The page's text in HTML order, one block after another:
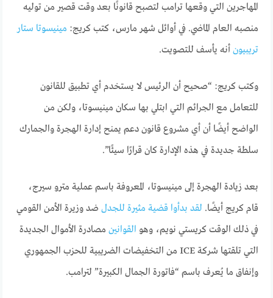
المهاجرين التي وقعها ترامب لتصبح قانونًا بعد وقت قصير من توليه
منصبه العام الماضي. في أوائل شهر مارس، كتب كريج: مينيسوتا ستار
تريبيون أنه يأسف للتصويت.
وكتب كريج: “صحيح أن الرئيس لا يستخدم أي تطبيق للقانون
للتعامل مع الجرائم التي ابتلي بها سكان مينيسوتا، ولكن من
الواضح أيضًا أن أي مشروع قانون دعم يمنح إدارة الهجرة والجمارك
سلطة جديدة في هذه الإدارة كان قرارًا سيئًا”.
بعد زيادة الهجرة إلى مينيسوتا، المعروفة باسم عملية مترو سيرج،
قام كريج أيضًا. لقد بدأوا قضية مثيرة للجدل ضد وزيرة الأمن القومي
في ذلك الوقت كريستي نويم، وهو القوانين مصادرة الأموال الجديدة
التي تلقتها شركة ICE من التخفيضات الضريبية للحزب الجمهوري
وإنفاق ما يُعرف باسم “فاتورة الجمال الكبيرة” لترامب.